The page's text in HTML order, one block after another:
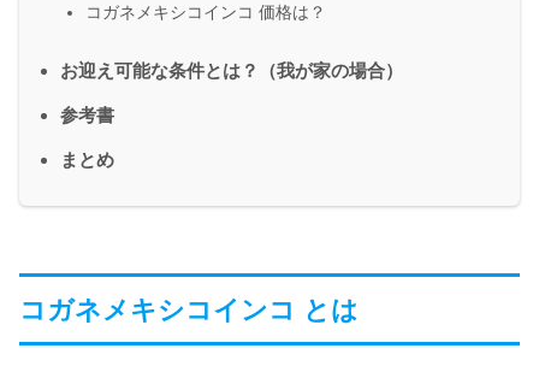
コガネメキシコインコ 価格は？
お迎え可能な条件とは？（我が家の場合）
参考書
まとめ
コガネメキシコインコ とは